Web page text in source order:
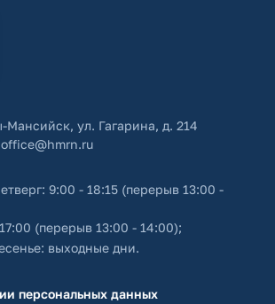
Мансийск, ул. Гагарина, д. 214
office@hmrn.ru
9:00 - 18:15 (перерыв 13:00 -
(перерыв 13:00 - 14:00);
выходные дни.
персональных данных